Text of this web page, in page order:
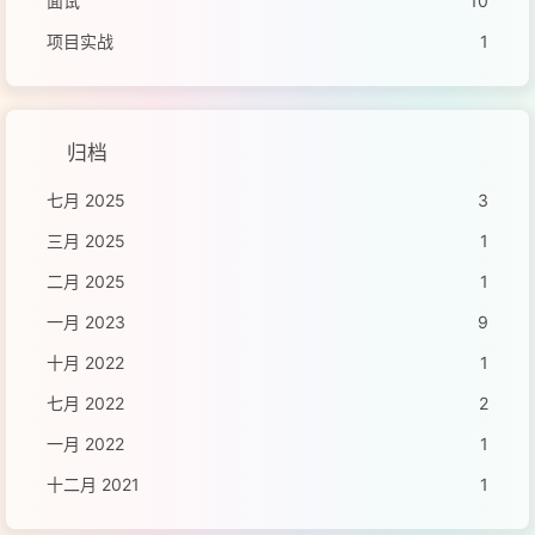
项目实战
1
归档
七月 2025
3
三月 2025
1
二月 2025
1
一月 2023
9
十月 2022
1
七月 2022
2
一月 2022
1
十二月 2021
1